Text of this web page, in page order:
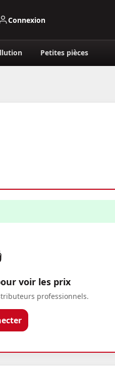
Connexion
Petites pièces
voir les prix
professionnels.